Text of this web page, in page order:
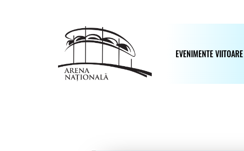
EVENIMENTE VIITOARE